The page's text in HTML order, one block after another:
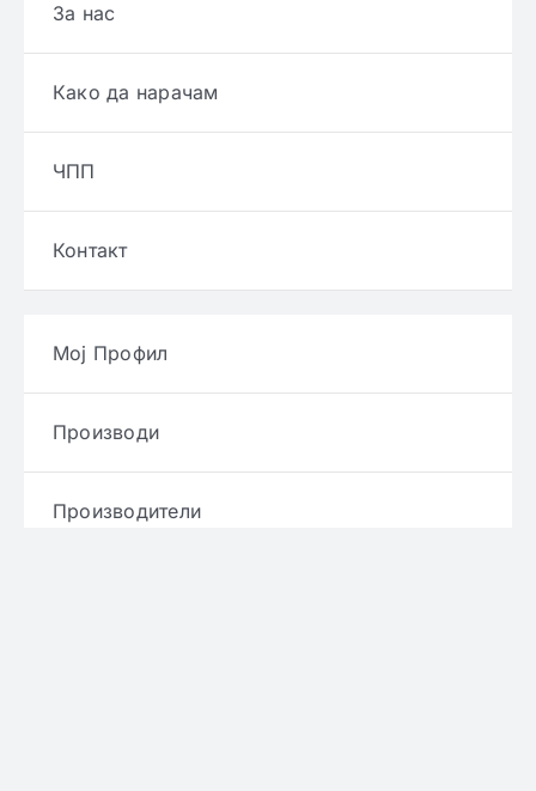
За нас
Како да нарачам
ЧПП
Контакт
Мој Профил
Производи
Производители